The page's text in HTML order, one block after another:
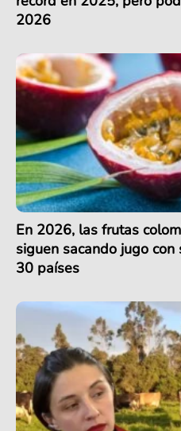
2026
En 2026, las frutas
siguen sacando jugo
30 países